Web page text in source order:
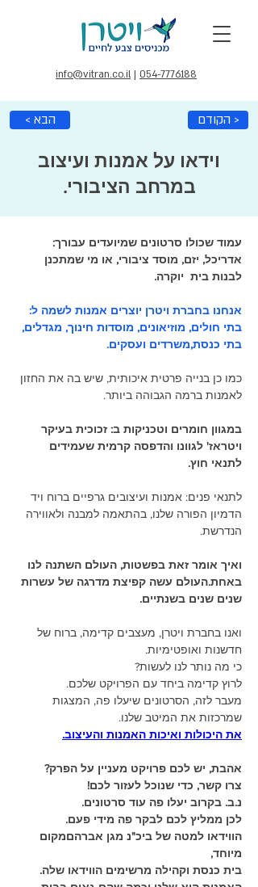
info@vitran.co.il | 054-7776188
< הבא הקודם >
וידאו על אמנות ועיצוב
במרחב הציבורי.
עמוד שכולו סרטונים שמיועדים עבורך:
אדריכל, יזם, מוסד ציבורי, או מי שמתכנן
לבנות בית  יוקרה.
אנחנו בחברת ויטרן יוצרים אמנות לשמה ל:
בתי חולים, מוזיאונים, מוסדות חינוך, מגדלים,
בתי כנסת,משרדים ועסקים.
כמו כן בנייה פרטית איכותית, שיש בה את החזון
לאמנות ברמה הגבוהה ביותר.
במגוון חומרים וטכניקות ב: זכוכית בעיקר
ויטראז' לגוונו והדפסה קרמית שעמידים
לתנאי חוץ.
לתנאי פנים: אמנות ועיצובים גרפיים ברוח ויד
הדמיון הפורה שלנו, בהתאמה למבנה ולאווירה
הנדרשת.
ואיך אומר זאת בפשטות, העולם השתנה לנו
באחת.העולם עשה קפיצת מדרגה של עשרות
שנים שנים בשנתיים.
ואנו בחברת ויטרן, מעצבים קדימה, ברוח של
חדשנות ואופטימיות.
כי מה נותר לנו לעשות?
לרוץ קדימה ביחד עם הפרויקט שלכם.
מעבר לזה, הסרטונים שיעלו פה, המצגות
שמרכזות את המיטב שלנו.
את היכולות ואיכות האמנות והעיצוב.
אהבת, יש לכם פרויקט מעניין על הפרק?
צרו קשר, כדי שנוכל לעזור לכם!
נ.ב. בקרוב יעלו פה עוד סרטונים.
לכן ממליץ לכם לבקר פה מידי פעם.
הווידאו למטה של ביכ"נ מגן אברהםמקום
מיוחד,
בית כנסת וקהילה מרשימים הווידאו שלה.